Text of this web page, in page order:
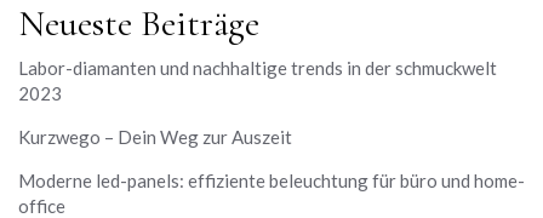
Neueste Beiträge
Labor-diamanten und nachhaltige trends in der schmuckwelt
2023
Kurzwego – Dein Weg zur Auszeit
Moderne led-panels: effiziente beleuchtung für büro und home-
office